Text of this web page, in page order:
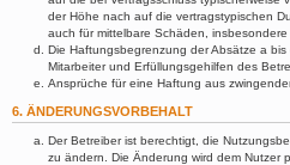
der Höhe nach auf die vertragstypischen
auch für mittelbare Schäden,
Die Haftungsbegrenzung der Absätze a
Mitarbeiter und Erfüllungsgehilfen des
Ansprüche für eine Haftung aus
6. ÄNDERUNGSVORBEHALT
Der Betreiber ist berechtigt, die
zu ändern. Die Änderung wird dem Nutzer